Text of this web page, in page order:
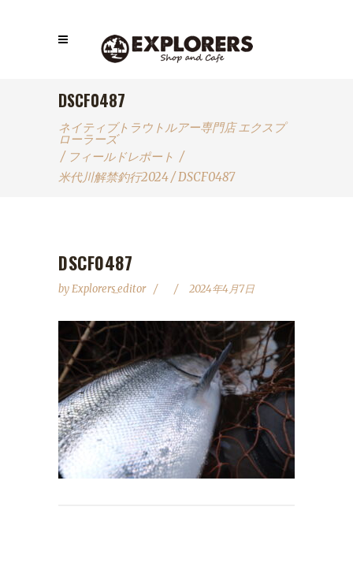
DSCF0487
ネイティブトラウトルアー専門店 エクスプ
ローラーズ
/ フィールドレポート /
米代川解禁釣行2024/DSCF0487
DSCF0487
byExplorers_editor 2024年4月7日